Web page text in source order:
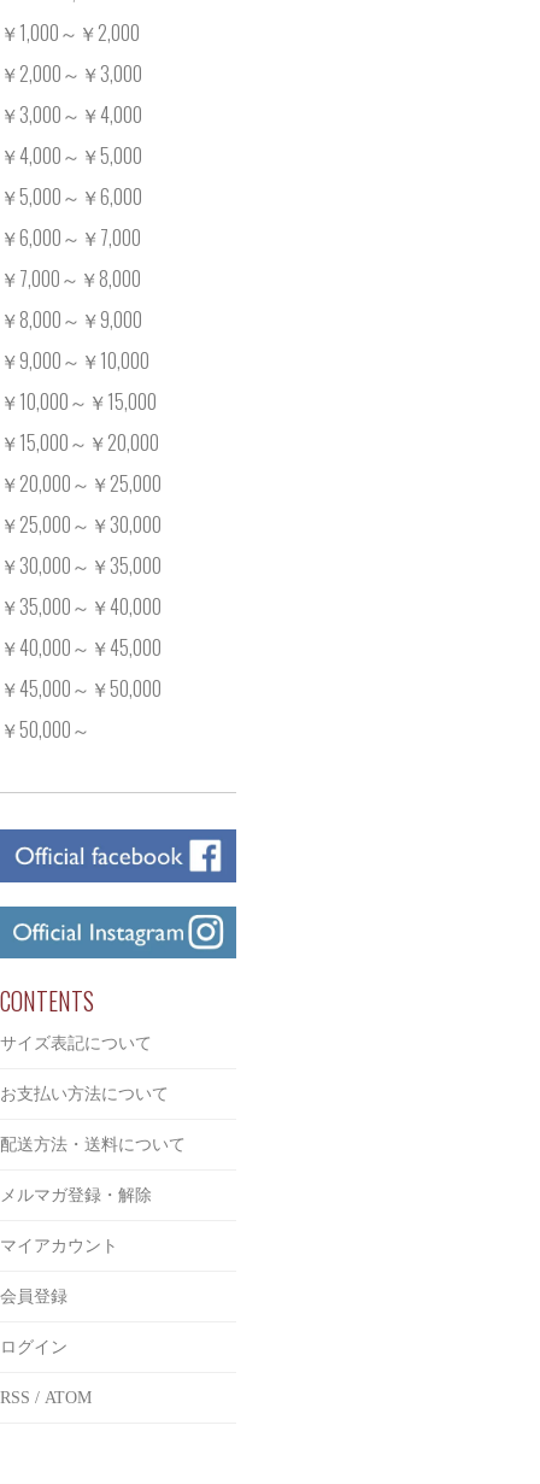
￥1,000～￥2,000
￥2,000～￥3,000
￥3,000～￥4,000
￥4,000～￥5,000
￥5,000～￥6,000
￥6,000～￥7,000
￥7,000～￥8,000
￥8,000～￥9,000
￥9,000～￥10,000
￥10,000～￥15,000
￥15,000～￥20,000
￥20,000～￥25,000
￥25,000～￥30,000
￥30,000～￥35,000
￥35,000～￥40,000
￥40,000～￥45,000
￥45,000～￥50,000
￥50,000～
CONTENTS
サイズ表記について
お支払い方法について
配送方法・送料について
メルマガ登録・解除
マイアカウント
会員登録
ログイン
RSS / ATOM